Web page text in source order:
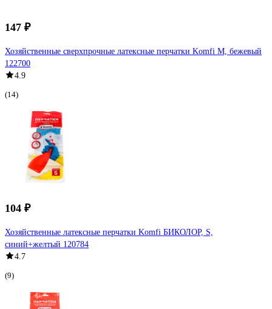
147 ₽
Хозяйственные сверхпрочные латексные перчатки Komfi M, бежевый
122700
4.9
(14)
104 ₽
Хозяйственные латексные перчатки Komfi БИКОЛОР, S,
синий+желтый 120784
4.7
(9)